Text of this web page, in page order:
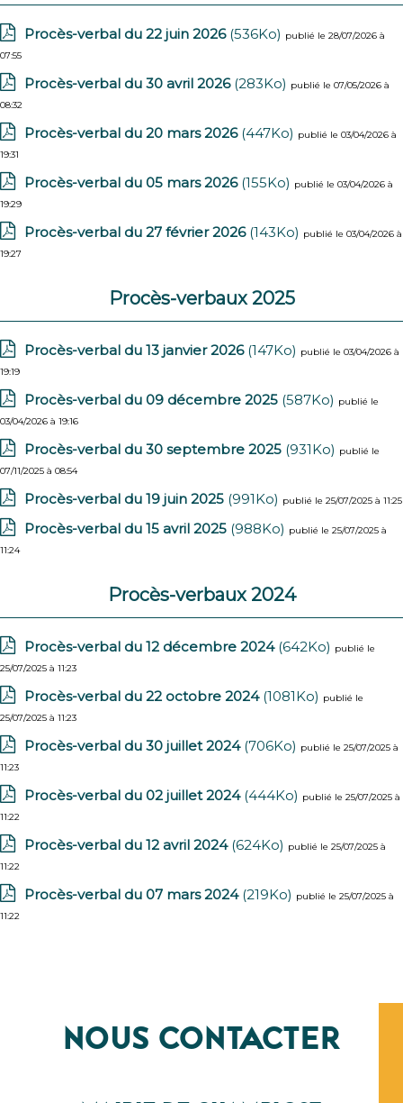
Procès-verbal du 22 juin 2026(536Ko) publié le 28/07/2026 à
07:55
Procès-verbal du 30 avril 2026(283Ko) publié le 07/05/2026 à
08:32
Procès-verbal du 20 mars 2026(447Ko) publié le 03/04/2026 à
19:31
Procès-verbal du 05 mars 2026(155Ko) publié le 03/04/2026 à
19:29
Procès-verbal du 27 février 2026(143Ko) publié le 03/04/2026 à
19:27
Procès-verbaux 2025
Procès-verbal du 13 janvier 2026(147Ko) publié le 03/04/2026 à
19:19
Procès-verbal du 09 décembre 2025 (587Ko) publié le
03/04/2026 à 19:16
Procès-verbal du 30 septembre 2025 (931Ko) publié le
07/11/2025 à 08:54
Procès-verbal du 19 juin 2025 (991Ko) publié le 25/07/2025 à 11:25
Procès-verbal du 15 avril 2025 (988Ko) publié le 25/07/2025 à
11:24
Procès-verbaux 2024
Procès-verbal du 12 décembre 2024(642Ko) publié le
25/07/2025 à 11:23
Procès-verbal du 22 octobre 2024(1081Ko) publié le
25/07/2025 à 11:23
Procès-verbal du 30 juillet 2024(706Ko) publié le 25/07/2025 à
11:23
Procès-verbal du 02 juillet 2024(444Ko) publié le 25/07/2025 à
11:22
Procès-verbal du 12 avril 2024(624Ko) publié le 25/07/2025 à
11:22
Procès-verbal du 07 mars 2024(219Ko) publié le 25/07/2025 à
11:22
NOUS CONTACTER